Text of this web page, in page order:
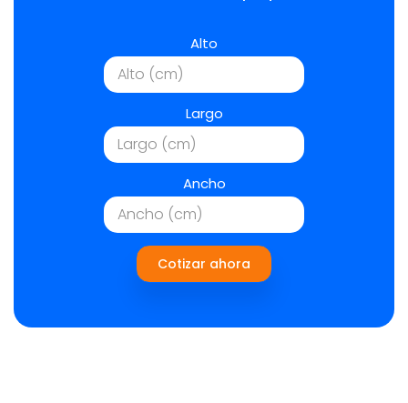
Alto
Largo
Ancho
Cotizar ahora